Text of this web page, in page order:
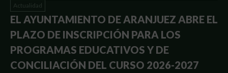
Actualidad
EL AYUNTAMIENTO DE ARANJUEZ ABRE EL
PLAZO DE INSCRIPCIÓN PARA LOS
PROGRAMAS EDUCATIVOS Y DE
CONCILIACIÓN DEL CURSO 2026-2027